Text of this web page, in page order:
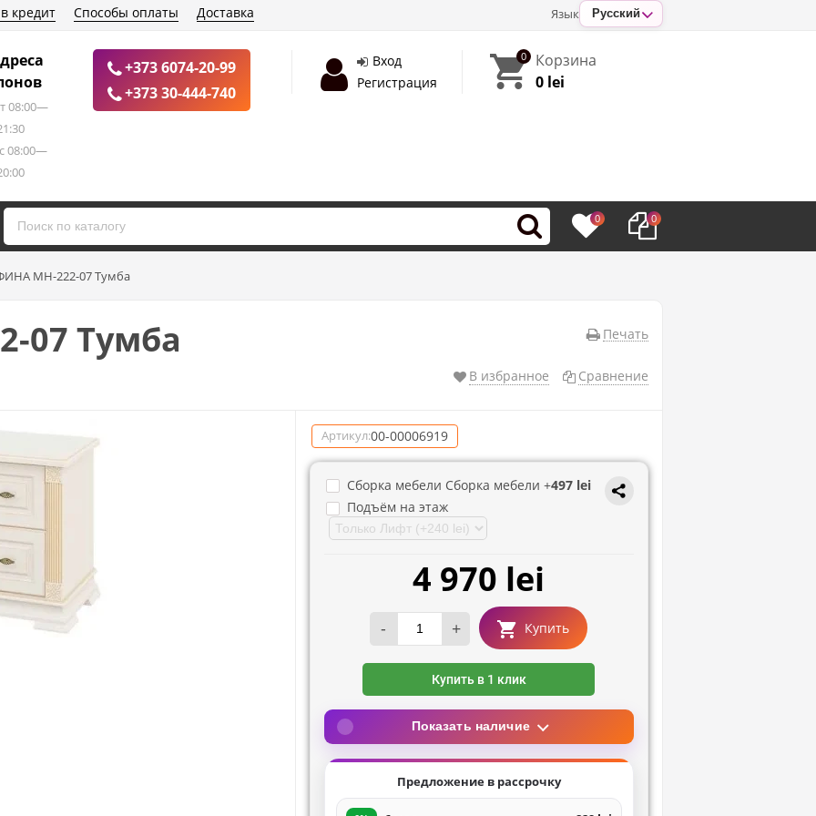
Язык Русский
кредит Способы оплаты Доставка
08:00—
08:00—
+373 6074-20-99
+373 30-444-740
Вход
Регистрация
0
Корзина
0 lei
0 0
МН-222-07 Тумба
Печать
07 Тумба
В избранное Сравнение
Артикул:00-00006919
Сборка мебели Сборка мебели +497 lei
Подъём на этаж
4 970 lei
- + Купить
Купить в 1 клик
Показать наличие
Предложение в рассрочку